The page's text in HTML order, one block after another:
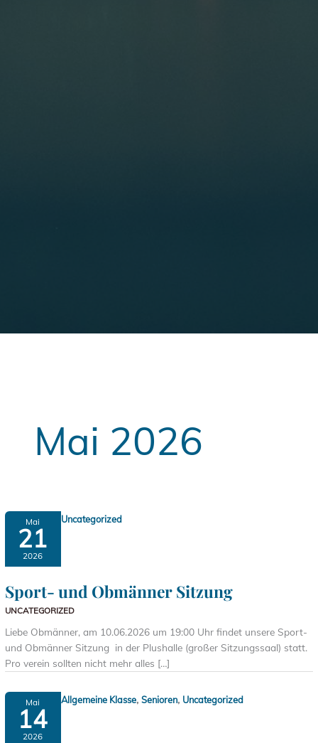
Mai 2026
Mai
21
2026
Uncategorized
Sport- und Obmänner Sitzung
UNCATEGORIZED
Liebe Obmänner, am 10.06.2026 um 19:00 Uhr findet unsere Sport-
und Obmänner Sitzung in der Plushalle (großer Sitzungssaal) statt.
Pro verein sollten nicht mehr alles […]
Mai
14
2026
Allgemeine Klasse, Senioren, Uncategorized